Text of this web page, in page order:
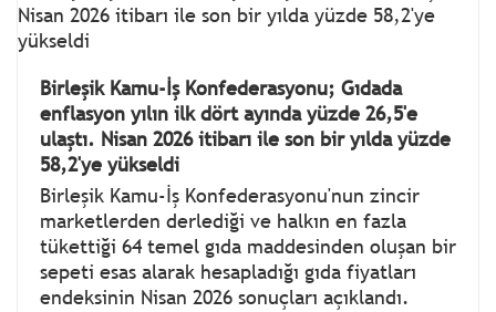
Birleşik Kamu-İş Konfederasyonu; Gıdada
enflasyon yılın ilk dört ayında yüzde 26,5'e
ulaştı. Nisan 2026 itibarı ile son bir yılda yüzde
58,2'ye yükseldi
Birleşik Kamu-İş Konfederasyonu'nun zincir
marketlerden derlediği ve halkın en fazla
tükettiği 64 temel gıda maddesinden oluşan bir
sepeti esas alarak hesapladığı gıda fiyatları
endeksinin Nisan 2026 sonuçları açıklandı.